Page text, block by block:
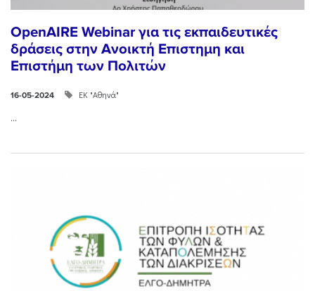
OpenAIRE Webinar για τις εκπαιδευτικές
δράσεις στην Ανοικτή Επιστημη και
Επιστήμη των Πολιτών
16-05-2024 ΕΚ "Αθηνά"
...